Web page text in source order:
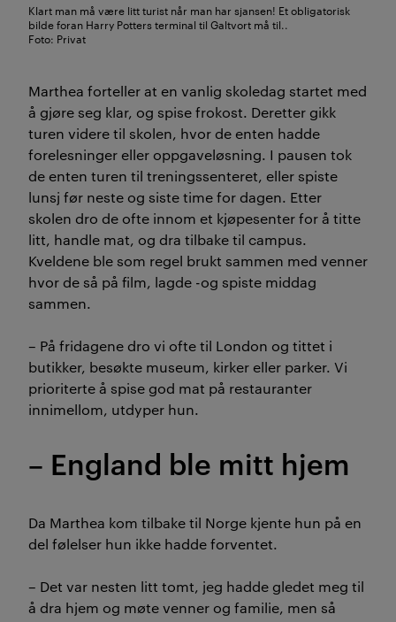
Klart man må være litt turist når man har sjansen! Et obligatorisk
bilde foran Harry Potters terminal til Galtvort må til..
Foto: Privat
Marthea forteller at en vanlig skoledag startet med
å gjøre seg klar, og spise frokost. Deretter gikk
turen videre til skolen, hvor de enten hadde
forelesninger eller oppgaveløsning. I pausen tok
de enten turen til treningssenteret, eller spiste
lunsj før neste og siste time for dagen. Etter
skolen dro de ofte innom et kjøpesenter for å titte
litt, handle mat, og dra tilbake til campus.
Kveldene ble som regel brukt sammen med venner
hvor de så på film, lagde -og spiste middag
sammen.
– På fridagene dro vi ofte til London og tittet i
butikker, besøkte museum, kirker eller parker. Vi
prioriterte å spise god mat på restauranter
innimellom, utdyper hun.
– England ble mitt hjem
Da Marthea kom tilbake til Norge kjente hun på en
del følelser hun ikke hadde forventet.
– Det var nesten litt tomt, jeg hadde gledet meg til
å dra hjem og møte venner og familie, men så